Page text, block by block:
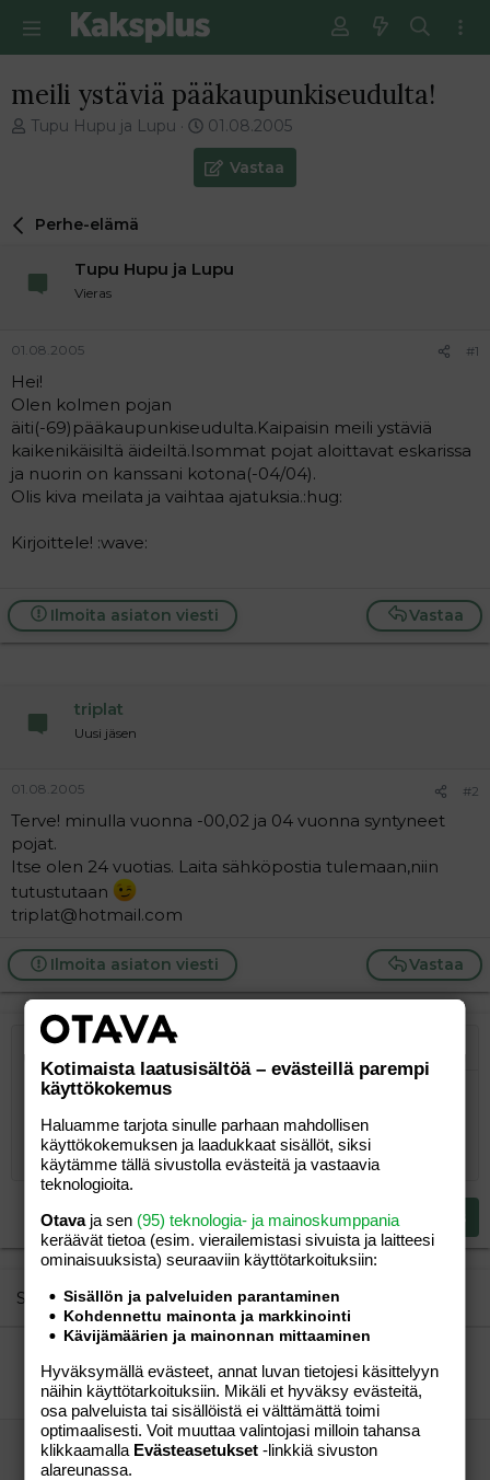
meili ystäviä pääkaupunkiseudulta!
V
e
t
n
a
o
i
t
t
a
a
Tupu Hupu ja Lupu
E
n
s
i
i
t
i
01.08.2005
Vastaa
Perhe-elämä
Tupu Hupu ja Lupu
Vieras
01.08.2005 #1
Hei!
Olen kolmen pojan
äiti(-69)pääkaupunkiseudulta.Kaipaisin meili ystäviä
kaikenikäisiltä äideiltä.Isommat pojat aloittavat eskarissa
ja nuorin on kanssani kotona(-04/04).
Olis kiva meilata ja vaihtaa ajatuksia.:hug:
Kirjoittele! :wave:
Vastaa
Ilmoita asiaton viesti
triplat
Uusi jäsen
01.08.2005 #2
Terve! minulla vuonna -00,02 ja 04 vuonna syntyneet
pojat.
Itse olen 24 vuotias. Laita sähköpostia tulemaan,niin
tutustutaan
triplat@hotmail.com
Vastaa
Ilmoita asiaton viesti
Lihavoitu
Suurenna sisennystä
Pienennä sisennystä
Fontin koko
9
10
12
15
18
22
26
Tekstiväri
KirjasintyyliArial
Book Antiqua
Courier New
Tahoma
Times New Roman
Trebuchet MS
Verdana
Yliviivaa
Tasaus Tasaa vasemmalle
Keskitä
Tasaa oikealle
Paragraph format
Normal
Heading 1
Heading 2
Heading 3
LainausLisää video/media
Lisää taulukko
Insert horizontal line
Spoiler
Tee uudelleen
BBCode-näkymä
Poista muotoilu
Luonnokset
Poista luonnos
Kirjoita vastaus...
Lähetä vastaus
Similar threads
tuhmiko Perhe-elämä
4
Perhe-elämä
02.02.2006
minna
Hey 4 kerroksen väkeä
Omppu76
Kotimaista laatusisältöä – evästeillä parempi
käyttökokemus
Haluamme tarjota sinulle parhaan mahdollisen
käyttökokemuksen ja laadukkaat sisällöt, siksi
käytämme tällä sivustolla evästeitä ja vastaavia
teknologioita.
Otavaja sen (95) teknologia- ja mainoskumppania
keräävät tietoa (esim. vierailemis­tasi sivuista ja laitteesi
ominaisuuk­sista) seuraaviin käyttötarkoituksiin:
Sisällön ja palveluiden parantaminen
Kohdennettu mainonta ja markkinointi
Kävijämäärien ja mainonnan mittaaminen
Hyväksymällä evästeet, annat luvan tietojesi käsittelyyn
näihin käyttötarkoituksiin. Mikäli et hyväksy evästeitä,
osa palveluista tai sisällöistä ei välttämättä toimi
optimaalisesti. Voit muuttaa valintojasi milloin tahansa
klikkaamalla Evästeasetukset -linkkiä sivuston
alareunassa.